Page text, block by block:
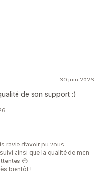
30 juin 2026
de son support :)
ravie d’avoir pu vous
ainsi que la qualité de mon
😊
bientôt !